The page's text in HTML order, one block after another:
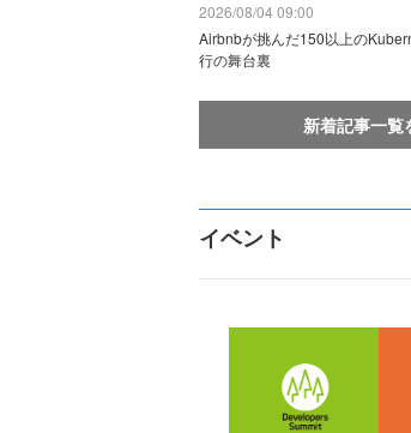
2026/08/04 09:00
Airbnbが挑んだ150以上の
行の舞台裏
新着記事一覧
イベント